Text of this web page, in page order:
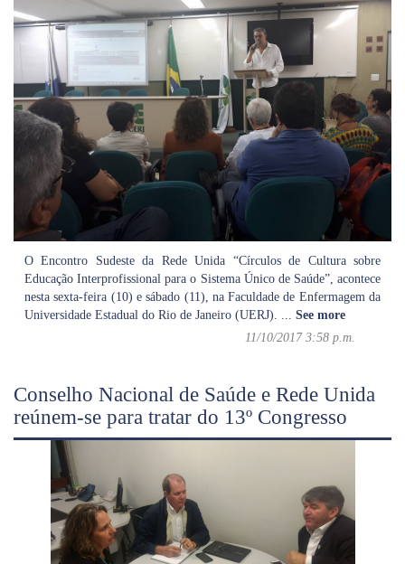
O Encontro Sudeste da Rede Unida “Círculos de Cultura sobre
Educação Interprofissional para o Sistema Único de Saúde”, acontece
nesta sexta-feira (10) e sábado (11), na Faculdade de Enfermagem da
Universidade Estadual do Rio de Janeiro (UERJ).
See more
11/10/2017 3:58 p.m.
Conselho Nacional de Saúde e Rede Unida
reúnem-se para tratar do 13º Congresso